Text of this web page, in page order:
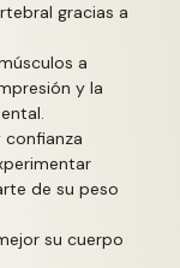
gracias a
a
y la
de su peso
su cuerpo